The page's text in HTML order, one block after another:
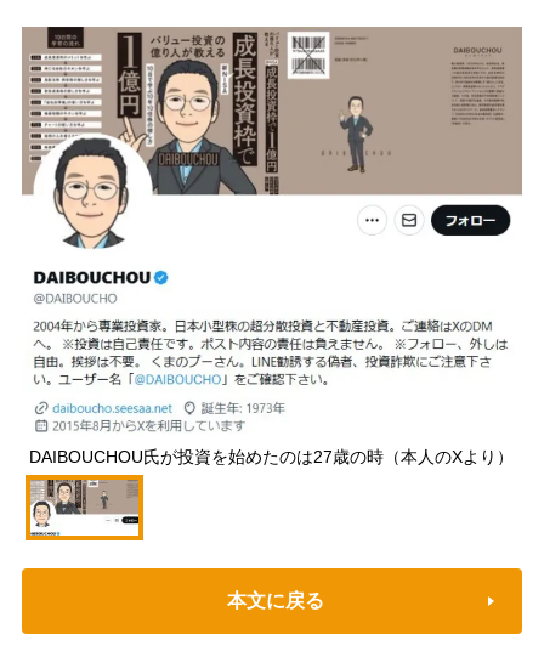
DAIBOUCHOU氏が投資を始めたのは27歳の時（本人のXより）
本文に戻る